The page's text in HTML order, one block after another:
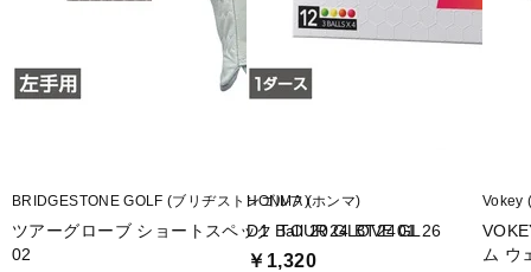
BRIDGESTONE GOLF (ブリヂストンゴルフ)
ツアーグローブ ショートスペック TOUR GLOVE GL26
02
HONMA (ホンマ)
D1 Ball 2024 BT2401
￥1,320
Vokey
ム ウ